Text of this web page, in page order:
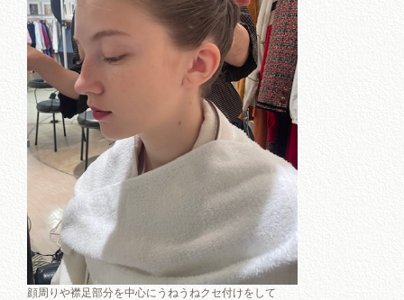
顔周りや襟足部分を中心にうねうねクセ付けをして